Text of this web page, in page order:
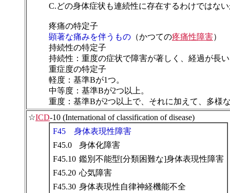
C.どの身体症状も連続性に存在するわけではな
疼痛の特定子
顕著な痛みを伴うもの （かつての疼痛性障害）
持続性の特定子
持続性：重度の症状で障害が著しく、経過が長
重症度の特定子
軽度：基準Bが1つ。
中等度：基準Bが2つ以上。
重度：基準Bが2つ以上で、それに加えて、多様
☆ICD-10 (International of classification of disease)
F45 身体表現性障害
F45.0
身体化障害
F45.10 鑑別不能型[分類困難な]身体表現性障害
F45.20 心気障害
F45.30 身体表現性自律神経機能不全